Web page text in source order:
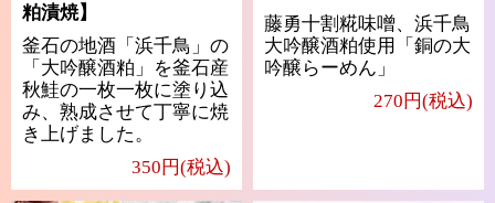
粕漬焼】
釜石の地酒「浜千鳥」の
「大吟醸酒粕」を釜石産
秋鮭の一枚一枚に塗り込
み、熟成させて丁寧に焼
き上げました。
350円(税込)
藤勇十割糀味噌、浜千鳥
大吟醸酒粕使用「銅の大
吟醸らーめん」
270円(税込)